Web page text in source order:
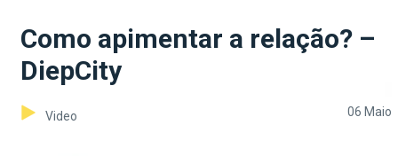
Como apimentar a relação? –
DiepCity
Video 06 Maio